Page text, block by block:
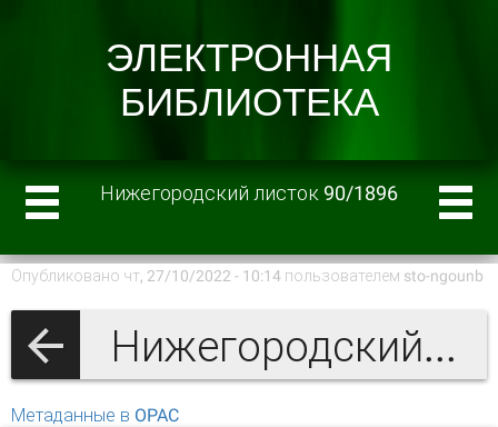
Нижегородский листок 90/1896
Опубликовано чт, 27/10/2022 - 10:14 пользователем sto-ngounb
Нижегородский листок 1896 г.
Метаданные в OPAC